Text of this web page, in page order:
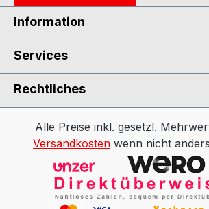
Information
Services
Rechtliches
Alle Preise inkl. gesetzl.
Versandkosten wenn nicht